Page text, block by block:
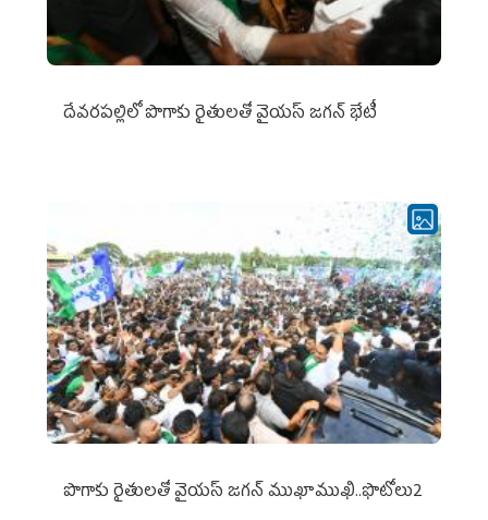
దేవరపల్లిలో పొగాకు రైతులతో వైయస్ జగన్ భేటీ
పొగాకు రైతుల‌తో వైయ‌స్ జ‌గ‌న్ ముఖాముఖి..ఫొటోలు2